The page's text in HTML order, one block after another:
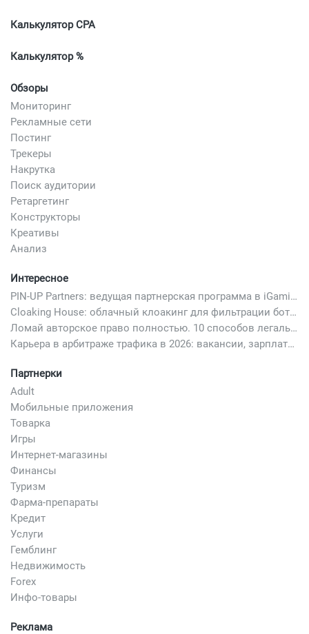
Калькулятор CPA
Калькулятор %
Обзоры
Мониторинг
Рекламные сети
Постинг
Трекеры
Накрутка
Поиск аудитории
Ретаргетинг
Конструкторы
Креативы
Анализ
Интересное
PIN-UP Partners: ведущая партнерская программа в iGaming
Cloaking House: облачный клоакинг для фильтрации ботов FB и Google Ads — гайд PHP-интеграции 2026
Ломай авторское право полностью. 10 способов легально добавить любимый трек в свой креатив
Карьера в арбитраже трафика в 2026: вакансии, зарплаты и как начать
Партнерки
Adult
Мобильные приложения
Товарка
Игры
Интернет-магазины
Финансы
Туризм
Фарма-препараты
Кредит
Услуги
Гемблинг
Недвижимость
Forex
Инфо-товары
Реклама